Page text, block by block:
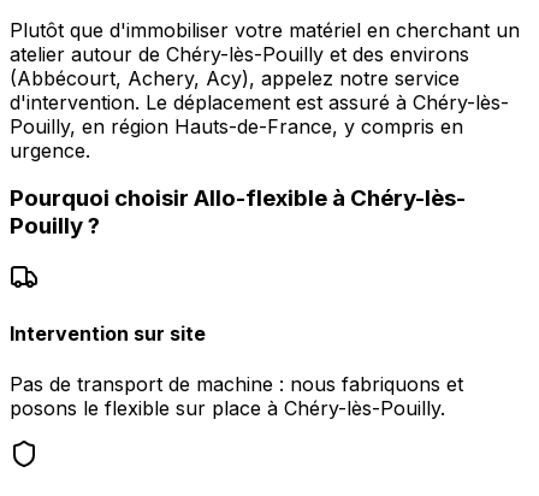
Plutôt que d'immobiliser votre matériel en cherchant un
atelier autour de Chéry-lès-Pouilly et des environs
(Abbécourt, Achery, Acy), appelez notre service
d'intervention. Le déplacement est assuré à Chéry-lès-
Pouilly, en région Hauts-de-France, y compris en
urgence.
Pourquoi choisir Allo-flexible à Chéry-lès-
Pouilly?
Intervention sur site
Pas de transport de machine : nous fabriquons et
posons le flexible sur place à Chéry-lès-Pouilly.